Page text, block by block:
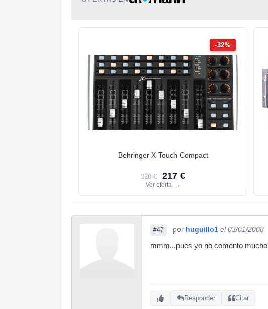
-32%
Behringer X-Touch Compact
320 € 217 €
Ver oferta →
#47 por huguillo1 el 03/01/2008
mmm...pues yo no comento
Responder Citar